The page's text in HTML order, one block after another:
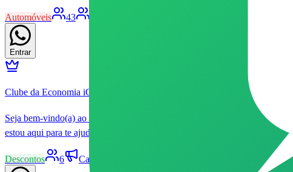
Automóveis 43
Entrar
Clube da Economia iGreen ⚡
Seja bem-vindo(a) ao Clube da Economia iGreen! ⚡ Aqui você terá
estou aqui para te ajudar a transformar sua forma de consumir energia.
Descontos 6 Canal